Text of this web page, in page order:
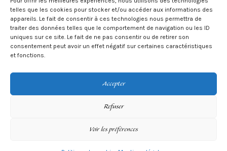
telles que les cookies pour stocker et/ou accéder aux informations des
appareils. Le fait de consentir à ces technologies nous permettra de
traiter des données telles que le comportement de navigation ou les ID
uniques sur ce site. Le fait de ne pas consentir ou de retirer son
consentement peut avoir un effet négatif sur certaines caractéristiques
et fonctions.
Accepter
Refuser
Voir les préférences
250,00 €
AJOUTER AU PANIER
- Original vintage only.